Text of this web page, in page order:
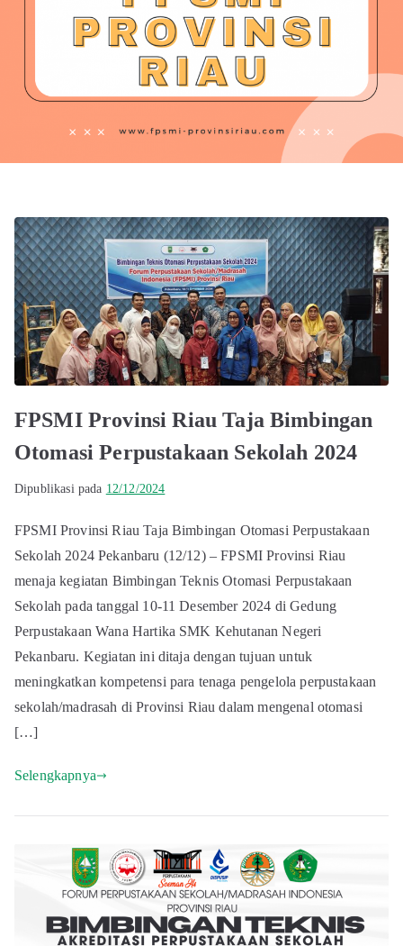
FPSMI Provinsi Riau Taja Bimbingan
Otomasi Perpustakaan Sekolah 2024
Dipublikasi pada 12/12/2024
FPSMI Provinsi Riau Taja Bimbingan Otomasi Perpustakaan
Sekolah 2024 Pekanbaru (12/12) – FPSMI Provinsi Riau
menaja kegiatan Bimbingan Teknis Otomasi Perpustakaan
Sekolah pada tanggal 10-11 Desember 2024 di Gedung
Perpustakaan Wana Hartika SMK Kehutanan Negeri
Pekanbaru. Kegiatan ini ditaja dengan tujuan untuk
meningkatkan kompetensi para tenaga pengelola perpustakaan
sekolah/madrasah di Provinsi Riau dalam mengenal otomasi
[…]
Selengkapnya